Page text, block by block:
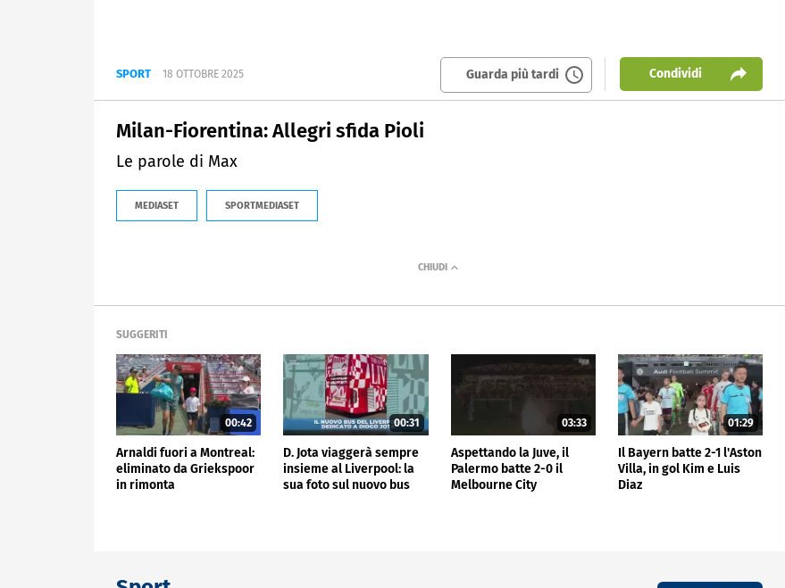
SPORT 18 OTTOBRE 2025 Guarda più tardi Condividi
Milan-Fiorentina: Allegri sfida Pioli
Le parole di Max
MEDIASET SPORTMEDIASET
SUGGERITI
00:42
Arnaldi fuori a Montreal:
eliminato da Griekspoor
in rimonta
00:31
D. Jota viaggerà sempre
insieme al Liverpool: la
sua foto sul nuovo bus
03:33
Aspettando la Juve, il
Palermo batte 2-0 il
Melbourne City
01:29
Il Bayern batte 2-1 l'Aston
Villa, in gol Kim e Luis
Diaz